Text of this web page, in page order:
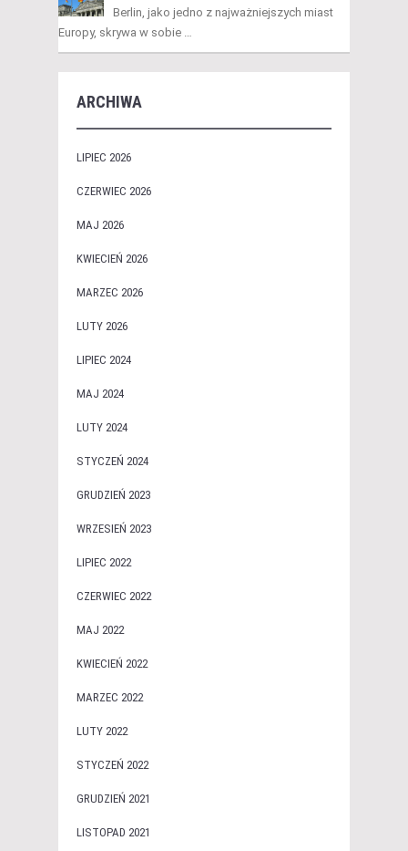
Berlin, jako jedno z najważniejszych miast
Europy, skrywa w sobie …
ARCHIWA
LIPIEC 2026
CZERWIEC 2026
MAJ 2026
KWIECIEŃ 2026
MARZEC 2026
LUTY 2026
LIPIEC 2024
MAJ 2024
LUTY 2024
STYCZEŃ 2024
GRUDZIEŃ 2023
WRZESIEŃ 2023
LIPIEC 2022
CZERWIEC 2022
MAJ 2022
KWIECIEŃ 2022
MARZEC 2022
LUTY 2022
STYCZEŃ 2022
GRUDZIEŃ 2021
LISTOPAD 2021